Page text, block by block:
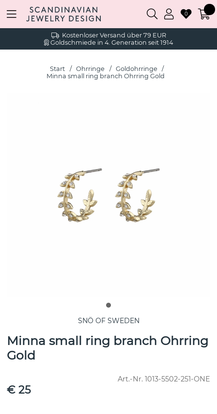
Kostenloser Versand über 79 EUR
Goldschmiede in 4. Generation seit 1914
0
Start Ohrringe
Goldohrringe
Minna small ring branch Ohrring Gold
SNÖ OF SWEDEN
Minna small ring branch Ohrring
Gold
Art.-Nr. 1013-5502-251-ONE
€ 25